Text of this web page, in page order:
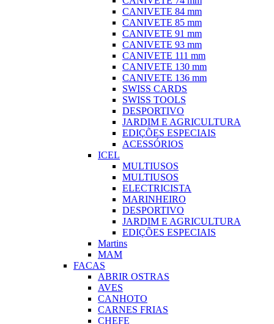
CANIVETE 84 mm
CANIVETE 85 mm
CANIVETE 91 mm
CANIVETE 93 mm
CANIVETE 111 mm
CANIVETE 130 mm
CANIVETE 136 mm
SWISS CARDS
SWISS TOOLS
DESPORTIVO
JARDIM E AGRICULTURA
EDIÇÕES ESPECIAIS
ACESSÓRIOS
ICEL
MULTIUSOS
MULTIUSOS
ELECTRICISTA
MARINHEIRO
DESPORTIVO
JARDIM E AGRICULTURA
EDIÇÕES ESPECIAIS
Martins
MAM
FACAS
ABRIR OSTRAS
AVES
CANHOTO
CARNES FRIAS
CHEFE